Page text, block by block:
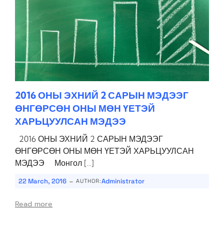
2016 ОНЫ ЭХНИЙ 2 САРЫН МЭДЭЭГ
ӨНГӨРСӨН ОНЫ МӨН ҮЕТЭЙ
ХАРЬЦУУЛСАН МЭДЭЭ
2016 ОНЫ ЭХНИЙ 2 САРЫН МЭДЭЭГ
ӨНГӨРСӨН ОНЫ МӨН ҮЕТЭЙ ХАРЬЦУУЛСАН
МЭДЭЭ Монгол […]
22 March, 2016 - AUTHOR:Administrator
Read more